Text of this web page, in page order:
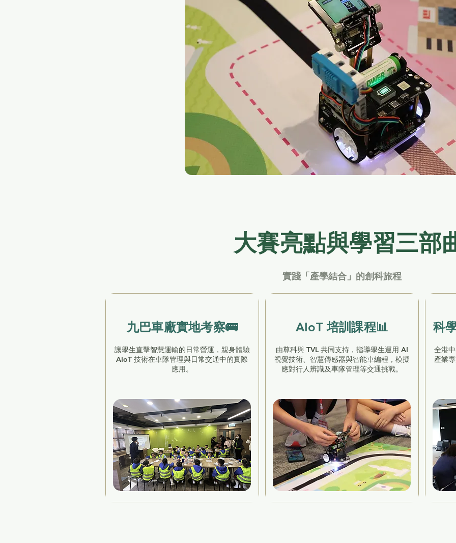
大賽亮點與學習三部
實踐「產學結合」的創科旅程
九巴車廠實地考察🚌
讓學生直擊智慧運輸的日常營運，親身體驗
AIoT 技術在車隊管理與日常交通中的實際
應用。
AIoT 培訓課程📊
由尊科與 TVL 共同支持，指導學生運用 AI
視覺技術、智慧傳感器與智能車編程，模擬
應對行人辨識及車隊管理等交通挑戰。
科
全港
產業